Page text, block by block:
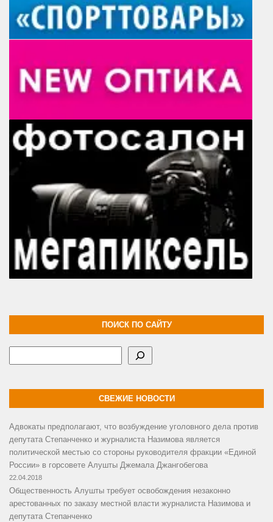
ПОИСК ПО САЙТУ
СВЕЖИЕ НОВОСТИ
Адвокаты предполагают, что возбуждение уголовного дела против
депутата Степанченко и журналиста Назимова является
политической местью со стороны руководителя фракции «Единой
России» в горсовете Алушты Джемала Джангобегова
22.04.2018
Общественность Алушты требует освобождения незаконно
арестованных по заказу местной власти журналиста Назимова и
депутата Степанченко